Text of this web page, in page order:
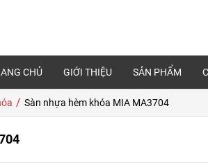
CHỦ GIỚI THIỆU SẢN PHẨM
/ Sàn nhựa hèm khóa MIA MA3704